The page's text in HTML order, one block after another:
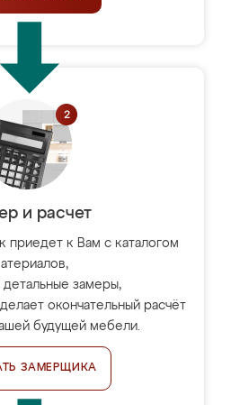
и расчет
приедет к Вам с каталогом
замеры,
окончательный расчёт
будущей мебели.
ЗАМЕРЩИКА